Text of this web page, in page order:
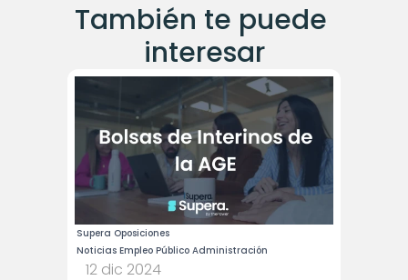
También te puede
interesar
Supera Oposiciones
Noticias Empleo Público Administración
12 dic 2024